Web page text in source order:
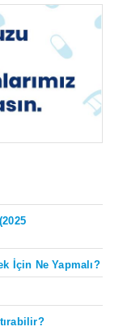
İçin Ne Yapmalı?